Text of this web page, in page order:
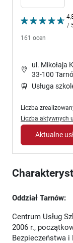
/
161 ocen
ul. Mikołaja
33-100
Usługa
Liczba
Liczba aktywnych
Aktualne
Oddział Tarnów:
Centrum Usług
2006 r.,
Bezpieczeństwa i